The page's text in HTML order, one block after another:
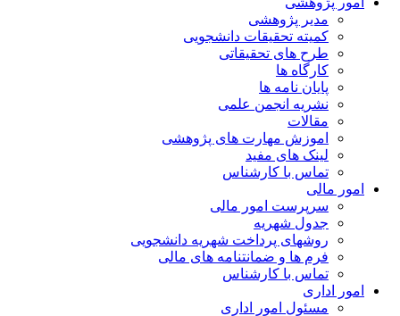
مدیر پژوهشی
کمیته تحقیقات دانشجویی
طرح های تحقیقاتی
کارگاه ها
پایان نامه ها
نشریه انجمن علمی
مقالات
اموزش مهارت های پژوهشی
لینک های مفید
تماس با کارشناس
مالی
سرپرست امور مالی
جدول شهریه
روشهای پرداخت شهریه دانشجویی
فرم ها و ضمانتنامه های مالی
تماس با کارشناس
اداری
مسئول امور اداری